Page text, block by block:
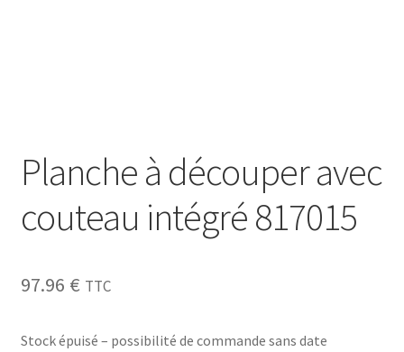
Planche à découper avec
couteau intégré 817015
97.96 € TTC
Stock épuisé – possibilité de commande sans date